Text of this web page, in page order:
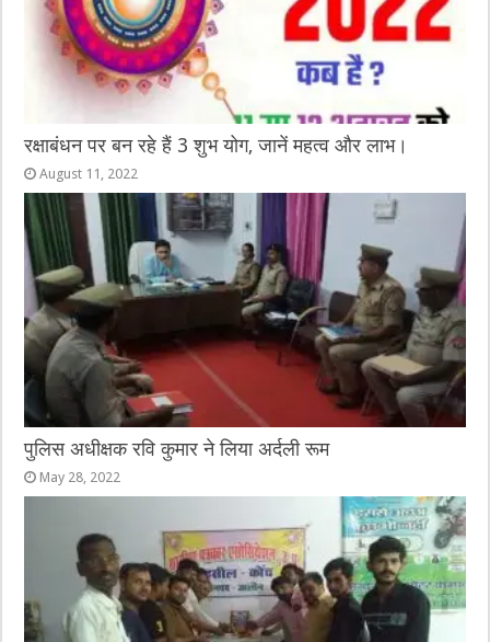
रक्षाबंधन पर बन रहे हैं 3 शुभ योग, जानें महत्व और लाभ।
August 11, 2022
पुलिस अधीक्षक रवि कुमार ने लिया अर्दली रूम
May 28, 2022